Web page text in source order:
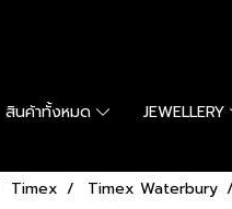
สินค้าทั้งหมด JEWELLERY
Timex Timex Waterbury